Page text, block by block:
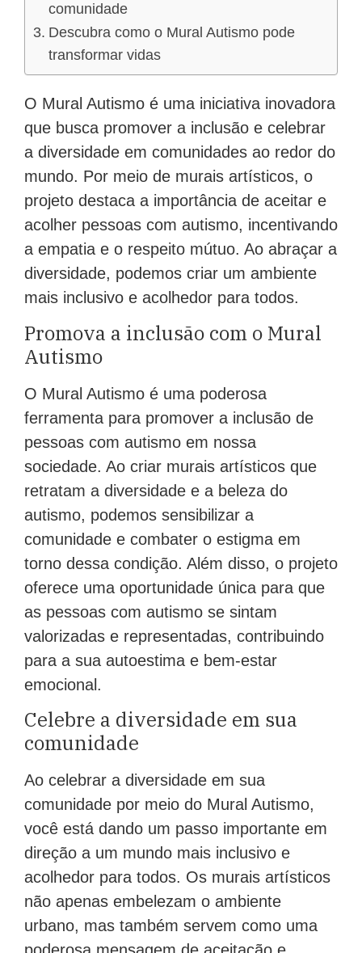
comunidade
Descubra como o Mural Autismo pode
transformar vidas
O Mural Autismo é uma iniciativa inovadora
que busca promover a inclusão e celebrar
a diversidade em comunidades ao redor do
mundo. Por meio de murais artísticos, o
projeto destaca a importância de aceitar e
acolher pessoas com autismo, incentivando
a empatia e o respeito mútuo. Ao abraçar a
diversidade, podemos criar um ambiente
mais inclusivo e acolhedor para todos.
Promova a inclusão com o Mural
Autismo
O Mural Autismo é uma poderosa
ferramenta para promover a inclusão de
pessoas com autismo em nossa
sociedade. Ao criar murais artísticos que
retratam a diversidade e a beleza do
autismo, podemos sensibilizar a
comunidade e combater o estigma em
torno dessa condição. Além disso, o projeto
oferece uma oportunidade única para que
as pessoas com autismo se sintam
valorizadas e representadas, contribuindo
para a sua autoestima e bem-estar
emocional.
Celebre a diversidade em sua
comunidade
Ao celebrar a diversidade em sua
comunidade por meio do Mural Autismo,
você está dando um passo importante em
direção a um mundo mais inclusivo e
acolhedor para todos. Os murais artísticos
não apenas embelezam o ambiente
urbano, mas também servem como uma